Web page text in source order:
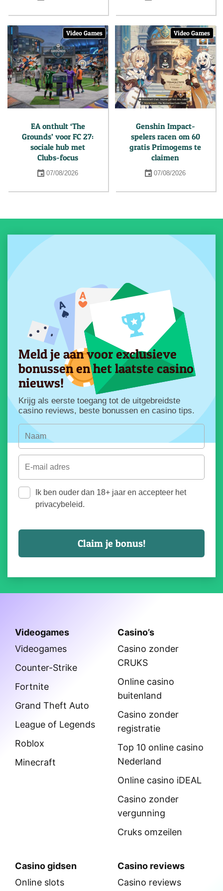
Video Games
EA onthult ‘The
Grounds’ voor FC 27:
sociale hub met
Clubs-focus
07/08/2026
Video Games
Genshin Impact-
spelers racen om 60
gratis Primogems te
claimen
07/08/2026
Meld je aan voor exclusieve
bonussen en het laatste casino
nieuws!
Krijg als eerste toegang tot de uitgebreidste
casino reviews, beste bonussen en casino tips.
Ik ben ouder dan 18+ jaar en accepteer het
privacybeleid.
Videogames
Videogames
Counter-Strike
Fortnite
Grand Theft Auto
League of Legends
Roblox
Minecraft
Casino’s
Casino zonder
CRUKS
Online casino
buitenland
Casino zonder
registratie
Top 10 online casino
Nederland
Online casino iDEAL
Casino zonder
vergunning
Cruks omzeilen
Casino gidsen
Online slots
Casino reviews
Casino reviews